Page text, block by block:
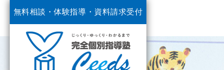
無料相談・体験指導・ 資料請求受付
中